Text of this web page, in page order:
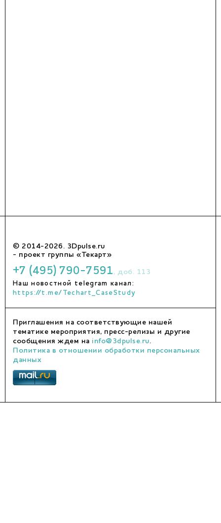
© 2014-2026. 3Dpulse.ru
- проект группы «Текарт»
+7 (495) 790-7591 , доб. 113
Наш новостной telegram канал:
https://t.me/Techart_CaseStudy
Приглашения на соответствующие нашей
тематике мероприятия, пресс-релизы и другие
сообщения ждем на info@3dpulse.ru.
Политика в отношении обработки персональных
данных